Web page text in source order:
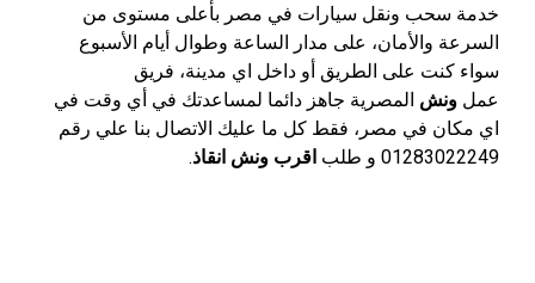
خدمة سحب ونقل سيارات في مصر بأعلى مستوى من
السرعة والأمان، على مدار الساعة وطوال أيام الأسبوع
سواء كنت على الطريق أو داخل اي مدينة، فريق
عمل ونش المصرية جاهز دائما لمساعدتك في أي وقت في
اي مكان في مصر، فقط كل ما عليك الاتصال بنا علي رقم
01283022249 و طلب
اقرب ونش انقاذ.